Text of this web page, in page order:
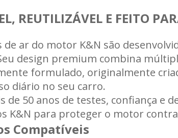
REUTILIZÁVEL E FEITO
de ar do motor K&N são
design premium combina
formulado, originalmente
diário no seu carro.
de 50 anos de testes, confiança
K&N para proteger o motor
Compatíveis